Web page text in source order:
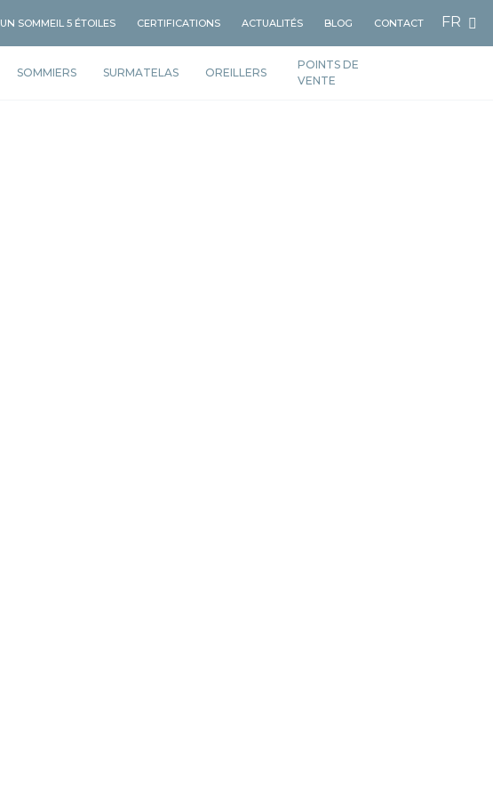
UN SOMMEIL 5 ÉTOILES CERTIFICATIONS ACTUALITÉS BLOG CONTACT FR
POINTS DE
VENTE
SOMMIERS SURMATELAS OREILLERS